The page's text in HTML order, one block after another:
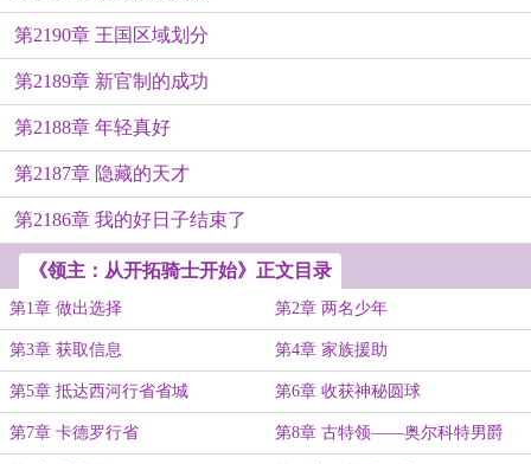
第2190章 王国区域划分
第2189章 新官制的成功
第2188章 年轻真好
第2187章 隐藏的天才
第2186章 我的好日子结束了
《领主：从开拓骑士开始》正文目录
第1章 做出选择 第2章 两名少年
第3章 获取信息 第4章 家族援助
第5章 抵达西河行省省城 第6章 收获神秘圆球
第7章 卡德罗行省 第8章 古特领——奥尔科特男爵